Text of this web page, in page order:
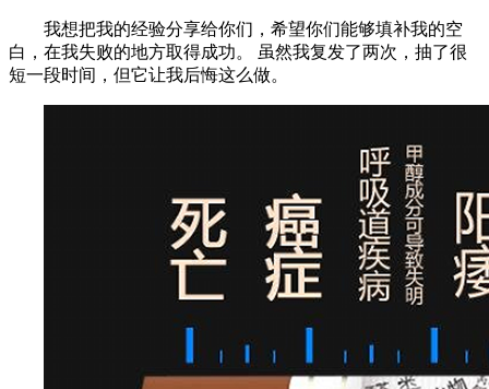
我想把我的经验分享给你们，希望你们能够填补我的空
白，在我失败的地方取得成功。 虽然我复发了两次，抽了很
短一段时间，但它让我后悔这么做。